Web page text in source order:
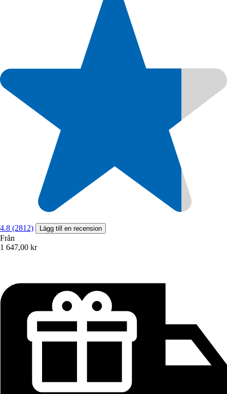
4.8 (2812) Lägg till en recension
Från
1 647,00 kr